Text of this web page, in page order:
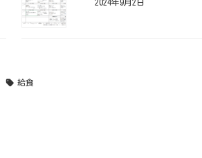
2024年9月2日
給食